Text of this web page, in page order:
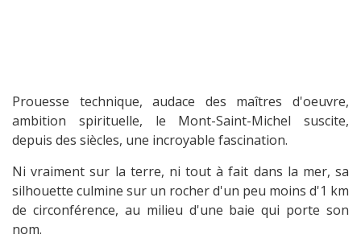
Prouesse technique, audace des maîtres d'oeuvre,
ambition spirituelle, le Mont-Saint-Michel suscite,
depuis des siècles, une incroyable fascination.
Ni vraiment sur la terre, ni tout à fait dans la mer, sa
silhouette culmine sur un rocher d'un peu moins d'1 km
de circonférence, au milieu d'une baie qui porte son
nom.